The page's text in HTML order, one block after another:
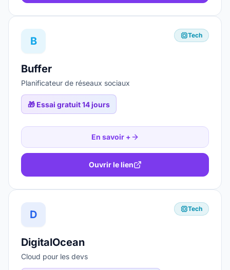
B Tech
Buffer
Planificateur de réseaux sociaux
🎁 Essai gratuit 14 jours
En savoir +
Ouvrir le lien
D Tech
DigitalOcean
Cloud pour les devs